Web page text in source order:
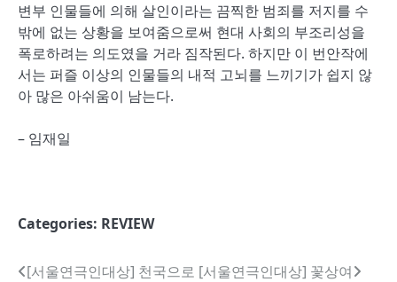
변부 인물들에 의해 살인이라는 끔찍한 범죄를 저지를 수
밖에 없는 상황을 보여줌으로써 현대 사회의 부조리성을
폭로하려는 의도였을 거라 짐작된다. 하지만 이 번안작에
서는 퍼즐 이상의 인물들의 내적 고뇌를 느끼기가 쉽지 않
아 많은 아쉬움이 남는다.
– 임재일
Categories: REVIEW
글[서울연극인대상] 천국으로 [서울연극인대상] 꽃상여